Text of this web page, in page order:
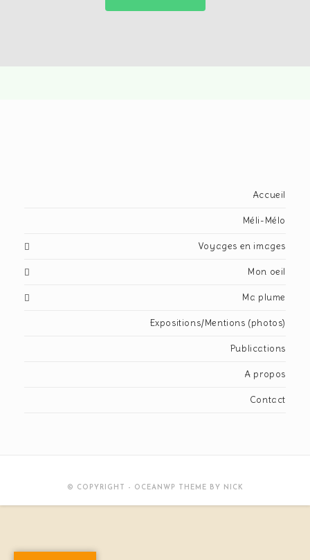
Accueil
Méli-Mélo
Voyages en images
Mon oeil
Ma plume
Expositions/Mentions (photos)
Publications
A propos
Contact
© COPYRIGHT - OCEANWP THEME BY NICK